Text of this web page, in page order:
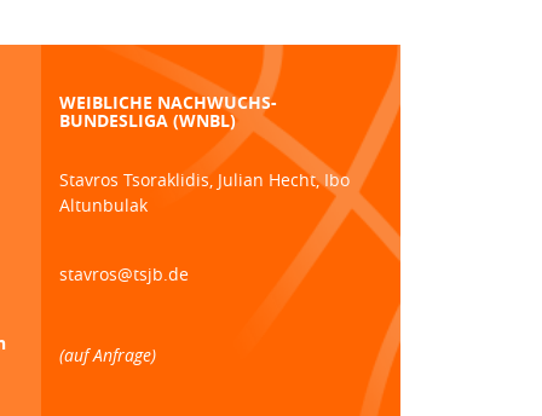
WEIBLICHE NACHWUCHS-
BUNDESLIGA (WNBL)
Stavros Tsoraklidis, Julian Hecht, Ibo
Altunbulak
stavros@tsjb.de
(auf Anfrage)